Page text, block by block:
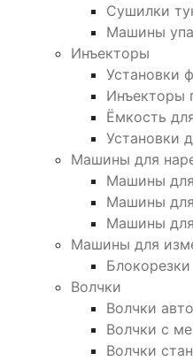
Сушилки
Машины
Инъекторы
Установки
Инъекторы
Ёмкость
Установки
Машины для
Машины
Машины
Машины
Машины для
Блокорезки
Волчки
Волчки
Волчки с
Волчки